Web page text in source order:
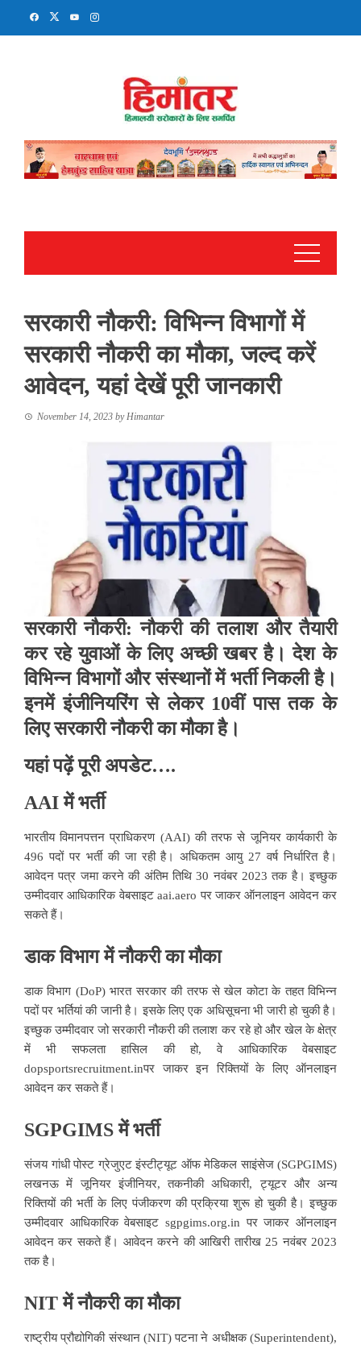
सरकारी नौकरी: विभिन्न विभागों में
सरकारी नौकरी का मौका, जल्द करें
आवेदन, यहां देखें पूरी जानकारी
November 14, 2023 byHimantar
सरकारी नौकरी: नौकरी की तलाश और तैयारी
कर रहे युवाओं के लिए अच्छी खबर है। देश के
विभिन्न विभागों और संस्थानों में भर्ती निकली है।
इनमें इंजीनियरिंग से लेकर 10वीं पास तक के
लिए सरकारी नौकरी का मौका है।
यहां पढ़ें पूरी अपडेट….
AAI में भर्ती
भारतीय विमानपत्तन प्राधिकरण (AAI) की तरफ से जूनियर कार्यकारी के
496 पदों पर भर्ती की जा रही है। अधिकतम आयु 27 वर्ष निर्धारित है।
आवेदन पत्र जमा करने की अंतिम तिथि 30 नवंबर 2023 तक है। इच्छुक
उम्मीदवार आधिकारिक वेबसाइटaai.aero पर जाकर ऑनलाइन आवेदन कर
सकते हैं।
डाक विभाग में नौकरी का मौका
डाक विभाग (DoP) भारत सरकार की तरफ से खेल कोटा के तहत विभिन्न
पदों पर भर्तियां की जानी है। इसके लिए एक अधिसूचना भी जारी हो चुकी है।
इच्छुक उम्मीदवार जो सरकारी नौकरी की तलाश कर रहे हो और खेल के क्षेत्र
में भी सफलता हासिल की हो, वे आधिकारिक वेबसाइट
dopsportsrecruitment.inपर जाकर इन रिक्तियों के लिए ऑनलाइन
आवेदन कर सकते हैं।
SGPGIMS में भर्ती
संजय गांधी पोस्ट ग्रेजुएट इंस्टीट्यूट ऑफ मेडिकल साइंसेज (SGPGIMS)
लखनऊ में जूनियर इंजीनियर, तकनीकी अधिकारी, ट्यूटर और अन्य
रिक्तियों की भर्ती के लिए पंजीकरण की प्रक्रिया शुरू हो चुकी है। इच्छुक
उम्मीदवार आधिकारिक वेबसाइट sgpgims.org.in पर जाकर ऑनलाइन
आवेदन कर सकते हैं। आवेदन करने की आखिरी तारीख 25 नवंबर 2023
तक है।
NIT में नौकरी का मौका
राष्ट्रीय प्रौद्योगिकी संस्थान (NIT) पटना ने अधीक्षक (Superintendent),